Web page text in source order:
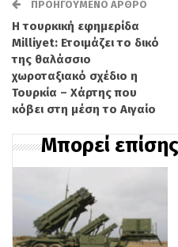
Στη δημοπρασία θα
Βασικοί
υποβολή, μέσω της
μέχρι 5
έκαστος, που θα
έως τη 12:00
ώρα, της 16ης
ΠΡΟΗΓΟΎΜΕΝΟ ΆΡΘΡΟ
Η τουρκική εφημερίδα
Milliyet: Ετοιμάζει το δικό
της θαλάσσιο
χωροταξιακό σχέδιο η
Τουρκία – Χάρτης που
κόβει στη μέση το Αιγαίο
Μπορεί